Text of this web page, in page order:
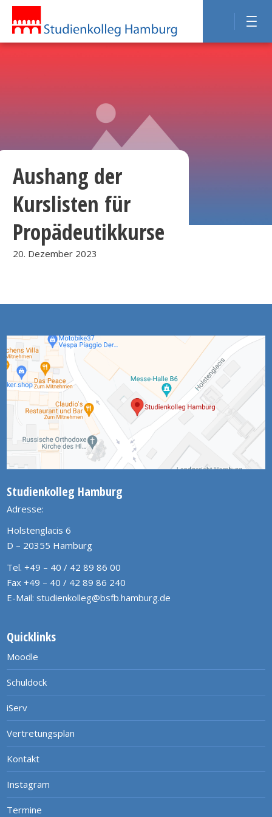
Aushang der
Kurslisten für
Propädeutikkurse
20. Dezember 2023
Studienkolleg Hamburg
Adresse:
Holstenglacis 6
D – 20355 Hamburg
Tel. +49 – 40 / 42 89 86 00
Fax +49 – 40 / 42 89 86 240
E-Mail: studienkolleg@bsfb.hamburg.de
Quicklinks
Moodle
Schuldock
iServ
Vertretungsplan
Kontakt
Instagram
Termine